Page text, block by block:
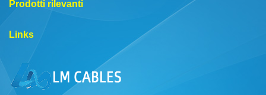
Prodotti rilevanti
Links